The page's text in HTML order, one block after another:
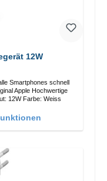
12W
Smartphones schnell
Verarbeitung Anschlüsse: USB-A Output: 12W Farbe: Weiss